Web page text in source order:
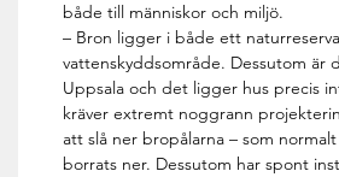
både till människor och miljö.
– Bron ligger i både ett
vattenskyddsområde. Dessutom är
Uppsala och det ligger hus precis
kräver extremt noggrann
att slå ner bropålarna – som
borrats ner. Dessutom har spont